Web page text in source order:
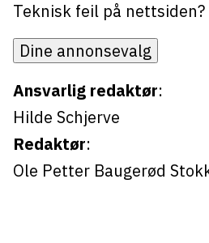
Teknisk feil på nettsiden?
Dine annonsevalg
Ansvarlig redaktør:
Hilde Schjerve
Redaktør:
Ole Petter Baugerød